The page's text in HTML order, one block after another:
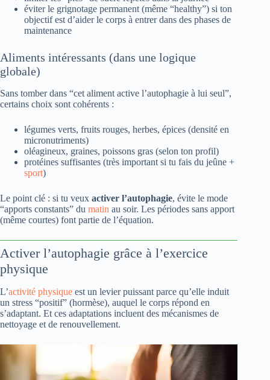
éviter le grignotage permanent (même “healthy”) si ton
objectif est d’aider le corps à entrer dans des phases de
maintenance
Aliments intéressants (dans une logique
globale)
Sans tomber dans “cet aliment active l’autophagie à lui seul”,
certains choix sont cohérents :
légumes verts, fruits rouges, herbes, épices (densité en
micronutriments)
oléagineux, graines, poissons gras (selon ton profil)
protéines suffisantes (très important si tu fais du jeûne +
sport)
Le point clé : si tu veux activer l’autophagie, évite le mode
“apports constants” du matin au soir. Les périodes sans apport
(même courtes) font partie de l’équation.
Activer l’autophagie grâce à l’exercice
physique
L’activité physique est un levier puissant parce qu’elle induit
un stress “positif” (hormèse), auquel le corps répond en
s’adaptant. Et ces adaptations incluent des mécanismes de
nettoyage et de renouvellement.